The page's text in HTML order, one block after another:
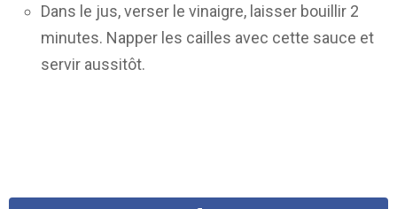
Dans le jus, verser le vinaigre, laisser bouillir 2
minutes. Napper les cailles avec cette sauce et
servir aussitôt.